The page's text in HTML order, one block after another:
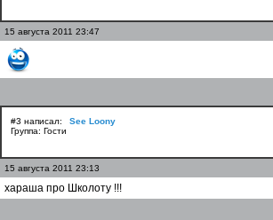
15 августа 2011 23:47
#3 написал:
See Loony
Группа: Гости
15 августа 2011 23:13
хараша про Школоту !!!